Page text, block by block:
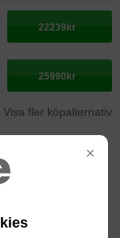
×
22239kr
25990kr
Visa fler köpalternativ